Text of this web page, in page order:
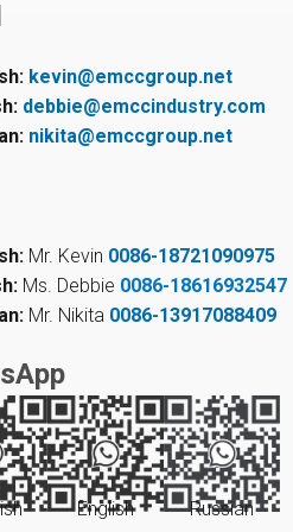
kevin@emccgroup.net
debbie@emccindustry.com
nikita@emccgroup.net
Mr. Kevin 0086-18721090975
Ms. Debbie 0086-18616932547
Mr. Nikita 0086-13917088409
English Russian